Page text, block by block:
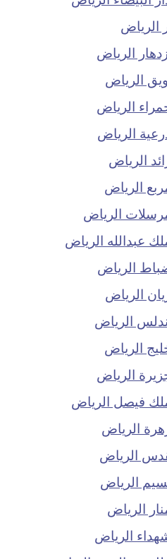
الرياض
الرياض
الرياض
الرياض
الرياض
الرياض
الرياض
الرياض
عبدالله الرياض
الرياض
الرياض
الرياض
الرياض
الرياض
فيصل الرياض
الرياض
الرياض
الرياض
الرياض
الرياض